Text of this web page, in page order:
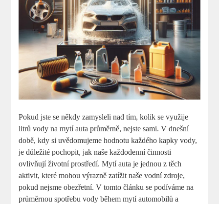
Pokud jste se někdy zamysleli nad tím, kolik se využije
litrů vody na mytí auta průměrně, nejste sami. V dnešní
době, kdy si uvědomujeme hodnotu každého kapky vody,
je důležité pochopit, jak naše každodenní činnosti
ovlivňují životní prostředí. Mytí auta je jednou z těch
aktivit, které mohou výrazně zatížit naše vodní zdroje,
pokud nejsme obezřetní. V tomto článku se podíváme na
průměrnou spotřebu vody během mytí automobilů a